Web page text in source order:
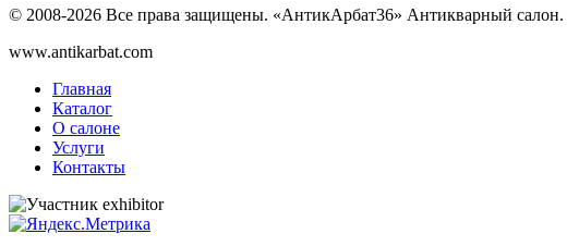
© 2008-2026 Все права защищены. «АнтикАрбат36» Антикварный салон.
www.antikarbat.com
Главная
Каталог
О салоне
Услуги
Контакты